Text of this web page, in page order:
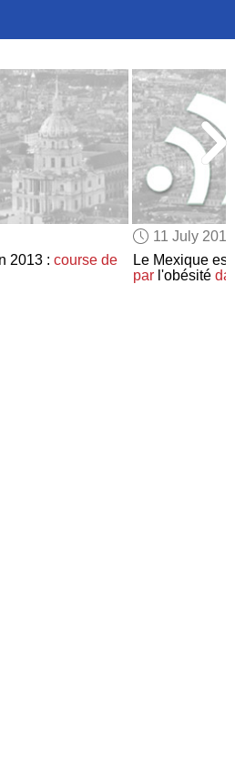
LICENSES
CARDS
LANGUAGES
US
ALEXA
ADJUST COLORS
2013 : course de
11 July 2013
Le Mexique
par l'obésité